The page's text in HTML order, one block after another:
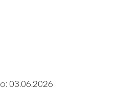
03.06.2026